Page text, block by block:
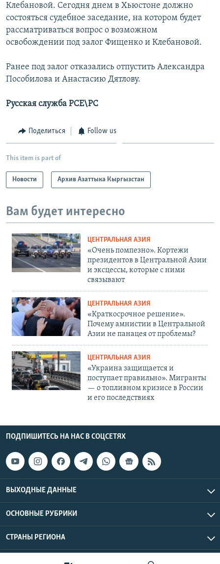
Клебановой. Сегодня днем в Хьюстоне должно
состояться судебное заседание, на котором будет
рассматриваться вопрос о возможном
освобождении под залог Фищенко и Клебановой.
Ранее под залог отказались отпустить Александра
Пособилова и Анастасию Дятлову.
Русская служба РСЕ\РС
Поделиться Follow us
This item is part of
Новости Архив Азаттыка Кыргызстан
Вам будет интересно
ЦЕНТРАЛЬНАЯ АЗИЯ
«Очень помпезно». Кортежи
президентов в Центральной Азии
и эксцессы, которые с ними
связывают
ЦЕНТРАЛЬНАЯ АЗИЯ
«Краткосрочное решение».
Почему амнистии в Центральной
Азии не панацея от проблемы?
ЦЕНТРАЛЬНАЯ АЗИЯ
«Украина защищается и
поступает правильно». Мигранты
— о топливном кризисе в России
и его последствиях
ПОДПИШИТЕСЬ НА НАС В СОЦСЕТЯХ
ВЫХОДНЫЕ ДАННЫЕ
ОСНОВНЫЕ РУБРИКИ
СТРАНЫ РЕГИОНА